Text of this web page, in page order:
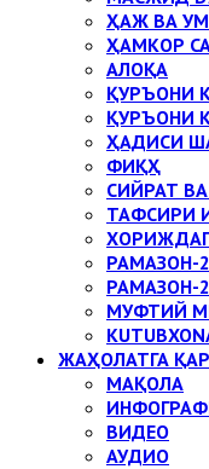
ҲАЖ ВА
ҲАМКОР
АЛОҚА
ҚУРЪОНИ
ҚУРЪОНИ
ҲАДИСИ
ФИҚҲ
СИЙРАТ
ТАФСИРИ
РАМАЗОН-
РАМАЗОН-
МУФТИЙ
ЖАҲОЛАТГА
МАҚОЛА
ВИДЕО
АУДИО